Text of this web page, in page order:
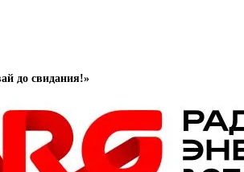
до свидания!»